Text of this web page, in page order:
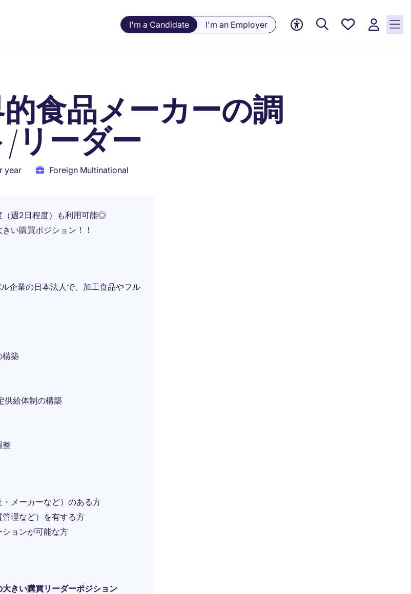
I'm a Candidate I'm an Employer
Saved
的食品メーカーの調
リーダー
year Foreign Multinational
（週2日程度）も利用可能◎
い購買ポジション！！
企業の日本法人で、加工食品やフル
構築
供給体制の構築
整
メーカーなど）のある方
理など）を有する方
ョンが可能な方
きい購買リーダーポジション